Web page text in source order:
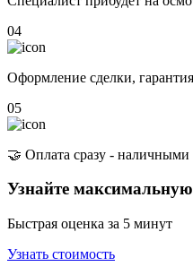
04
Оформление сделки,
05
🤝 Оплата сразу - наличными
Узнайте
Быстрая оценка за 5 минут
Узнать стоимость